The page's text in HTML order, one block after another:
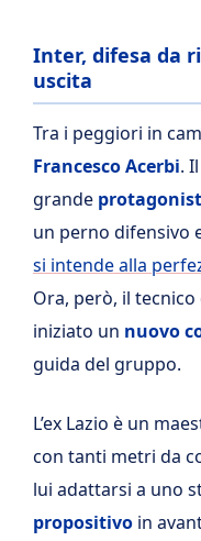
Inter, difesa da
uscita
Tra i peggiori in
Francesco Acerbi.
grande
un perno difensivo
si intende alla
Ora, però, il
iniziato un nuovo
guida del gruppo.
L’ex Lazio è un
con tanti metri da
lui adattarsi a uno
propositivo in